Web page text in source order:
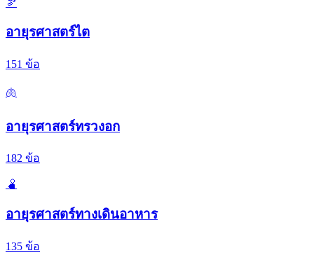
อายุรศาสตร์ไต
151 ข้อ
🫁
อายุรศาสตร์ทรวงอก
182 ข้อ
🫄
อายุรศาสตร์ทางเดินอาหาร
135 ข้อ